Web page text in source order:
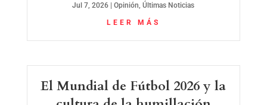
Jul 7, 2026 |Opinión ,Últimas Noticias
LEER MÁS
El Mundial de Fútbol 2026 y la